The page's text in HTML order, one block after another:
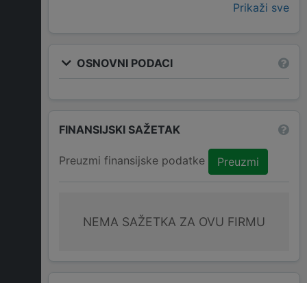
Prikaži sve
OSNOVNI PODACI
FINANSIJSKI SAŽETAK
Preuzmi finansijske podatke Preuzmi
NEMA SAŽETKA ZA OVU FIRMU